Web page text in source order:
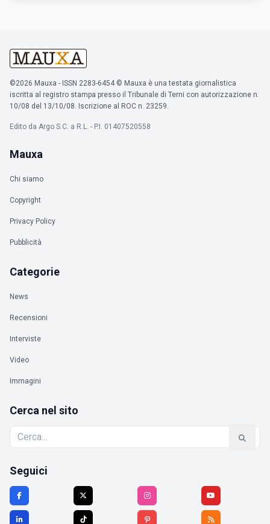
©2026 Mauxa - ISSN 2283-6454 © Mauxa è una testata giornalistica
iscritta al registro stampa presso il Tribunale di Terni con autorizzazione n.
10/08 del 13/10/08. Iscrizione al ROC n. 23259.
Edito da Argo S.C. a R.L. - P.I. 01407520558
Mauxa
Chi siamo
Copyright
Privacy Policy
Pubblicità
Categorie
News
Recensioni
Interviste
Video
Immagini
Cerca nel sito
Seguici